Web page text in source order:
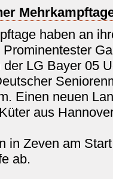
haben an
LG Bayer 05
Einen neuen
aus
in Zeven am
ab.